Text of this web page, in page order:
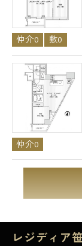
仲介0 敷0
仲介0
レジディア